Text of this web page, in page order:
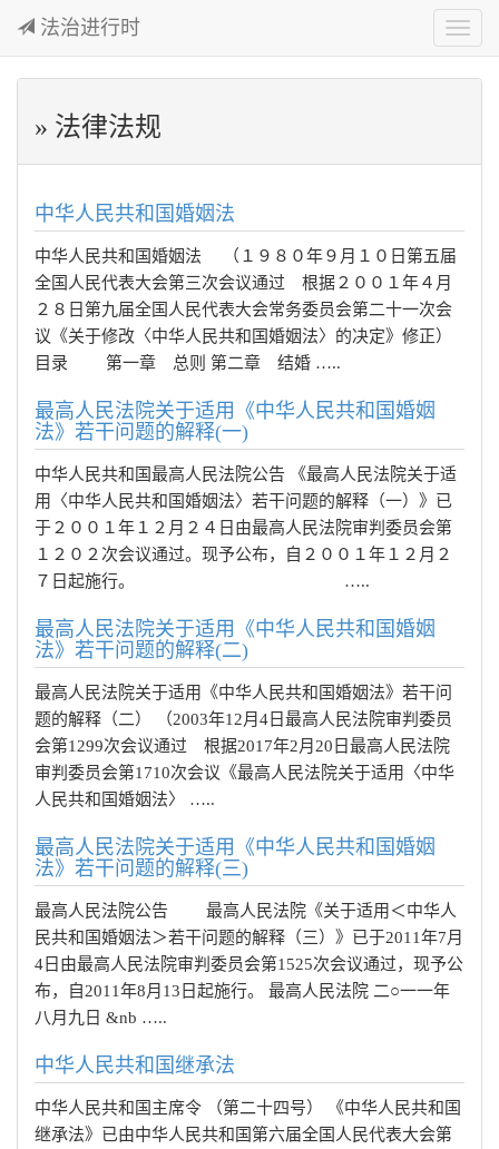
切
换
导
法治进行时
» 法律法规
中华人民共和国婚姻法
中华人民共和国婚姻法 （１９８０年９月１０日第五届
全国人民代表大会第三次会议通过 根据２００１年４月
２８日第九届全国人民代表大会常务委员会第二十一次会
议《关于修改〈中华人民共和国婚姻法〉的决定》修正）
目录 第一章 总则 第二章 结婚 …..
最高人民法院关于适用《中华人民共和国婚姻
法》若干问题的解释(一)
中华人民共和国最高人民法院公告 《最高人民法院关于适
用〈中华人民共和国婚姻法〉若干问题的解释（一）》已
于２００１年１２月２４日由最高人民法院审判委员会第
１２０２次会议通过。现予公布，自２００１年１２月２
７日起施行。 …..
最高人民法院关于适用《中华人民共和国婚姻
法》若干问题的解释(二)
最高人民法院关于适用《中华人民共和国婚姻法》若干问
题的解释（二） （2003年12月4日最高人民法院审判委员
会第1299次会议通过 根据2017年2月20日最高人民法院
审判委员会第1710次会议《最高人民法院关于适用〈中华
人民共和国婚姻法〉 …..
最高人民法院关于适用《中华人民共和国婚姻
法》若干问题的解释(三)
最高人民法院公告 最高人民法院《关于适用＜中华人
民共和国婚姻法＞若干问题的解释（三）》已于2011年7月
4日由最高人民法院审判委员会第1525次会议通过，现予公
布，自2011年8月13日起施行。 最高人民法院 二○一一年
八月九日 &nb …..
中华人民共和国继承法
中华人民共和国主席令 （第二十四号） 《中华人民共和国
继承法》已由中华人民共和国第六届全国人民代表大会第